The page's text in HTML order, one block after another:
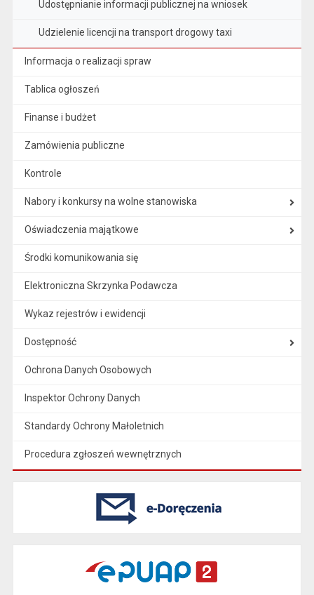
Udostępnianie informacji publicznej na wniosek
Udzielenie licencji na transport drogowy taxi
Informacja o realizacji spraw
Tablica ogłoszeń
Finanse i budżet
Zamówienia publiczne
Kontrole
Nabory i konkursy na wolne stanowiska
Oświadczenia majątkowe
Środki komunikowania się
Elektroniczna Skrzynka Podawcza
Wykaz rejestrów i ewidencji
Dostępność
Ochrona Danych Osobowych
Inspektor Ochrony Danych
Standardy Ochrony Małoletnich
Procedura zgłoszeń wewnętrznych